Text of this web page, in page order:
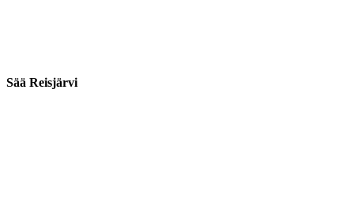
Sää Reisjärvi